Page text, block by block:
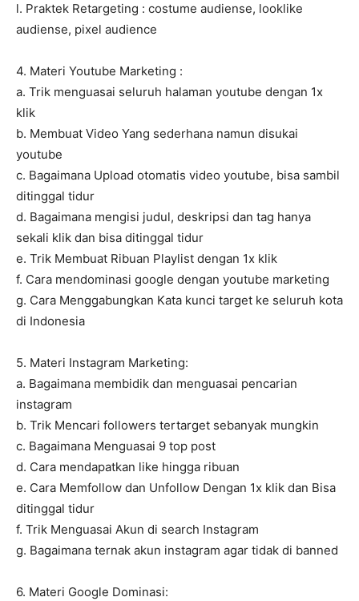
l. Praktek Retargeting : costume audiense, looklike
audiense, pixel audience
4. Materi Youtube Marketing :
a. Trik menguasai seluruh halaman youtube dengan 1x
klik
b. Membuat Video Yang sederhana namun disukai
youtube
c. Bagaimana Upload otomatis video youtube, bisa sambil
ditinggal tidur
d. Bagaimana mengisi judul, deskripsi dan tag hanya
sekali klik dan bisa ditinggal tidur
e. Trik Membuat Ribuan Playlist dengan 1x klik
f. Cara mendominasi google dengan youtube marketing
g. Cara Menggabungkan Kata kunci target ke seluruh kota
di Indonesia
5. Materi Instagram Marketing:
a. Bagaimana membidik dan menguasai pencarian
instagram
b. Trik Mencari followers tertarget sebanyak mungkin
c. Bagaimana Menguasai 9 top post
d. Cara mendapatkan like hingga ribuan
e. Cara Memfollow dan Unfollow Dengan 1x klik dan Bisa
ditinggal tidur
f. Trik Menguasai Akun di search Instagram
g. Bagaimana ternak akun instagram agar tidak di banned
6. Materi Google Dominasi: